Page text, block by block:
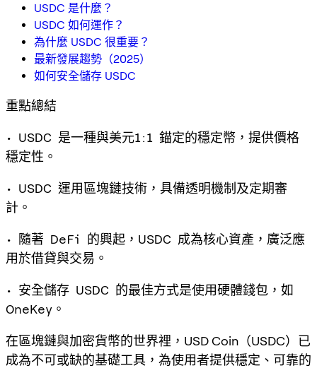
USDC 是什麼？
USDC 如何運作？
為什麼 USDC 很重要？
最新發展趨勢（2025）
如何安全儲存 USDC
重點總結
• USDC 是一種與美元1:1 錨定的穩定幣，提供價格
穩定性。
• USDC 運用區塊鏈技術，具備透明機制及定期審
計。
• 隨著 DeFi 的興起，USDC 成為核心資產，廣泛應
用於借貸與交易。
• 安全儲存 USDC 的最佳方式是使用硬體錢包，如
OneKey。
在區塊鏈與加密貨幣的世界裡，USD Coin（USDC）已
成為不可或缺的基礎工具，為使用者提供穩定、可靠的